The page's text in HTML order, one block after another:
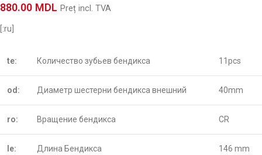
880.00 MDL Preț incl. TVA
[:ru]
te: Количество зубьев бендикса 11pcs
od: Диаметр шестерни бендикса внешний 40mm
ro: Вращение бендикса CR
le: Длина Бендикса 146 mm